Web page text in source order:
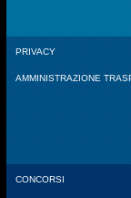
PRIVACY
AMMINISTRAZIONE
CONCORSI